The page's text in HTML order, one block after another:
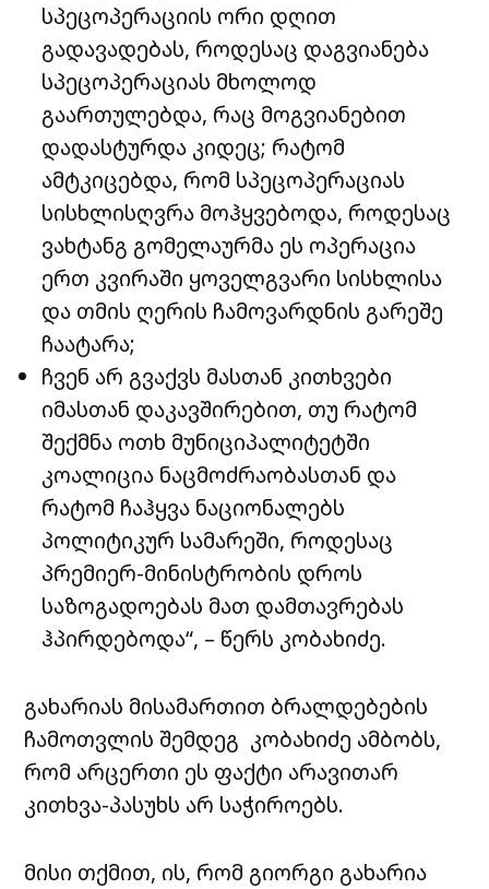
სპეცოპერაციის ორი დღით
გადავადებას, როდესაც დაგვიანება
სპეცოპერაციას მხოლოდ
გაართულებდა, რაც მოგვიანებით
დადასტურდა კიდეც; რატომ
ამტკიცებდა, რომ სპეცოპერაციას
სისხლისღვრა მოჰყვებოდა, როდესაც
ვახტანგ გომელაურმა ეს ოპერაცია
ერთ კვირაში ყოველგვარი სისხლისა
და თმის ღერის ჩამოვარდნის გარეშე
ჩაატარა;
ჩვენ არ გვაქვს მასთან კითხვები
იმასთან დაკავშირებით, თუ რატომ
შექმნა ოთხ მუნიციპალიტეტში
კოალიცია ნაცმოძრაობასთან და
რატომ ჩაჰყვა ნაციონალებს
პოლიტიკურ სამარეში, როდესაც
პრემიერ-მინისტრობის დროს
საზოგადოებას მათ დამთავრებას
ჰპირდებოდა“, – წერს კობახიძე.
გახარიას მისამართით ბრალდებების
ჩამოთვლის შემდეგ კობახიძე ამბობს,
რომ არცერთი ეს ფაქტი არავითარ
კითხვა-პასუხს არ საჭიროებს.
მისი თქმით, ის, რომ გიორგი გახარია